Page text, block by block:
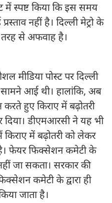
स्पष्ट किया कि इस समय
नहीं है। दिल्ली मेट्रो के
तरह से अफवाह है।
मीडिया पोस्ट पर दिल्ली
सामने आई थी। हालांकि, अब
हुए किराए में बढ़ोतरी
डीएमआरसी ने यह भी
में बढ़ोतरी को लेकर
है। फेयर फिक्सेशन कमेटी के
जा सकता। सरकार की
कमेटी के द्वारा ही
जाता है।